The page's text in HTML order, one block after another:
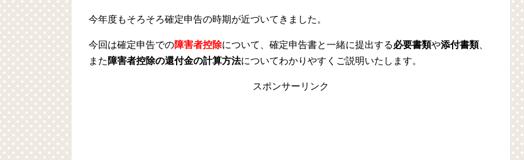
今年度もそろそろ確定申告の時期が近づいてきました。
今回は確定申告での障害者控除について、確定申告書と一緒に提出する必要書類や添付書類、
また 障害者控除の還付金の計算方法についてわかりやすくご説明いたします。
スポンサーリンク